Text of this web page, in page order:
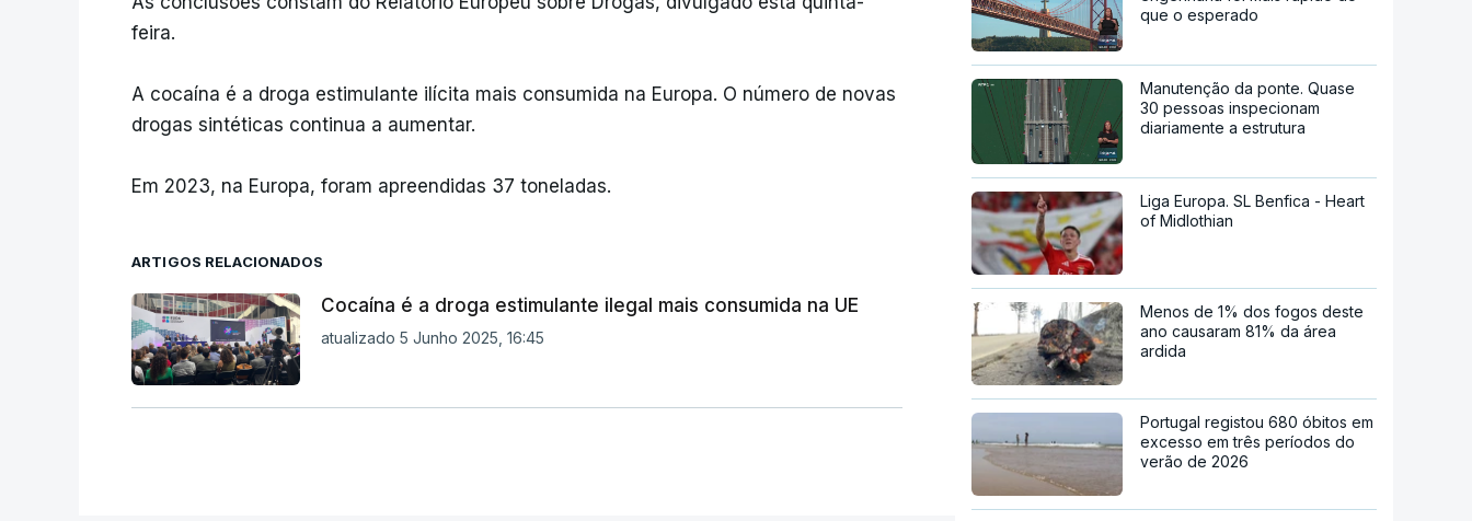
feira.
A cocaína é a droga estimulante ilícita mais consumida na Europa. O número de novas
drogas sintéticas continua a aumentar.
Em 2023, na Europa, foram apreendidas 37 toneladas.
ARTIGOS RELACIONADOS
Cocaína é a droga estimulante ilegal mais consumida na UE
atualizado 5 Junho 2025, 16:45
que o esperado
Manutenção da ponte. Quase
30 pessoas inspecionam
diariamente a estrutura
Liga Europa. SL Benfica - Heart
of Midlothian
Menos de 1% dos fogos deste
ano causaram 81% da área
ardida
Portugal registou 680 óbitos em
excesso em três períodos do
verão de 2026